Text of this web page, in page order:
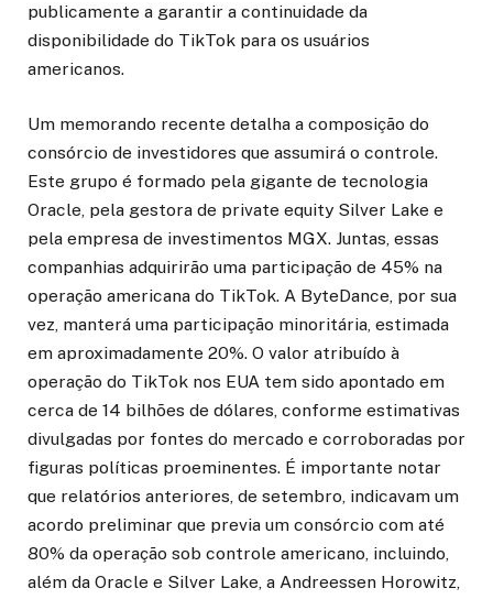
publicamente a garantir a continuidade da
disponibilidade do TikTok para os usuários
americanos.
Um memorando recente detalha a composição do
consórcio de investidores que assumirá o controle.
Este grupo é formado pela gigante de tecnologia
Oracle, pela gestora de private equity Silver Lake e
pela empresa de investimentos MGX. Juntas, essas
companhias adquirirão uma participação de 45% na
operação americana do TikTok. A ByteDance, por sua
vez, manterá uma participação minoritária, estimada
em aproximadamente 20%. O valor atribuído à
operação do TikTok nos EUA tem sido apontado em
cerca de 14 bilhões de dólares, conforme estimativas
divulgadas por fontes do mercado e corroboradas por
figuras políticas proeminentes. É importante notar
que relatórios anteriores, de setembro, indicavam um
acordo preliminar que previa um consórcio com até
80% da operação sob controle americano, incluindo,
além da Oracle e Silver Lake, a Andreessen Horowitz,